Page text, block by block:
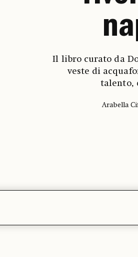
Il libro curato da
veste di
talento,
Arabella